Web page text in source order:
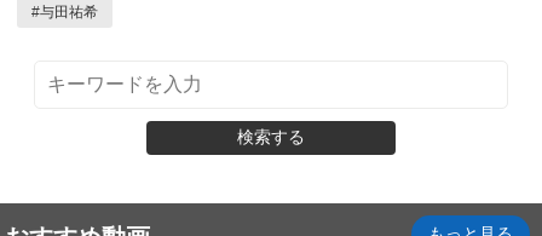
#与田祐希
検索する